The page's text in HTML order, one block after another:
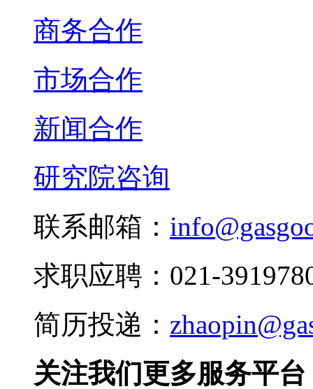
商务合作
市场合作
新闻合作
研究院咨询
联系邮箱：
求职应聘：021-
简历投递：
关注我们更多服务平台